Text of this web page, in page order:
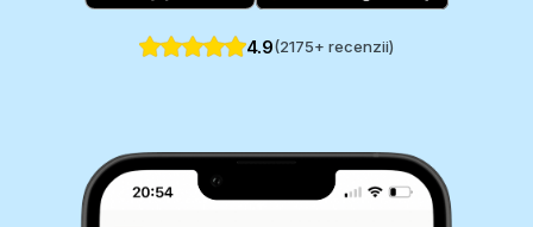
4.9(2175+ recenzii)